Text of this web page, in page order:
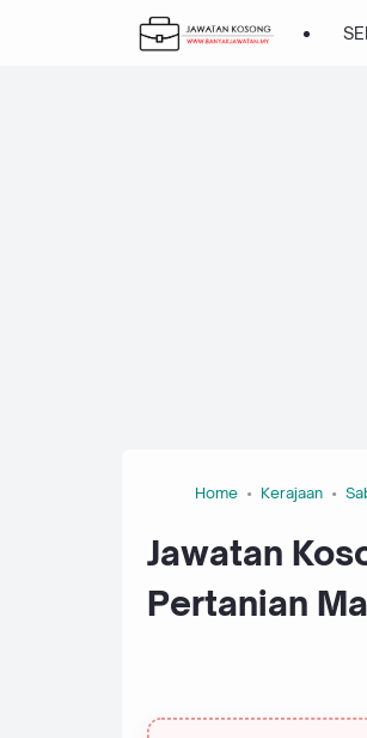
Home Kerajaan
Jawatan
Pertanian